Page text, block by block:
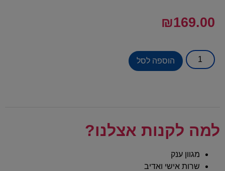
₪169.00
הוספה לסל
למה לקנות אצלנו?
מגוון ענק
שרות אישי ואדיב